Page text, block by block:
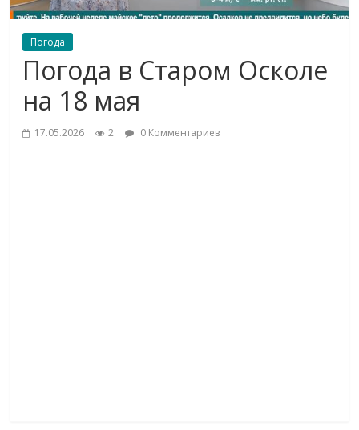
Погода
Погода в Старом Осколе
на 18 мая
17.05.2026 2 0 Комментариев